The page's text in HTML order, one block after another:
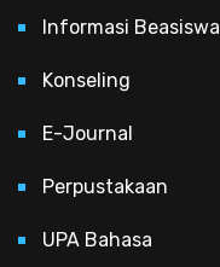
Informasi Beasiswa
Konseling
E-Journal
Perpustakaan
UPA Bahasa